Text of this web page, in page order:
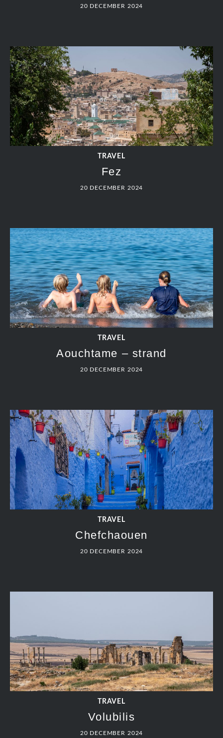
20 DECEMBER 2024
TRAVEL
Fez
20 DECEMBER 2024
TRAVEL
Aouchtame – strand
20 DECEMBER 2024
TRAVEL
Chefchaouen
20 DECEMBER 2024
TRAVEL
Volubilis
20 DECEMBER 2024